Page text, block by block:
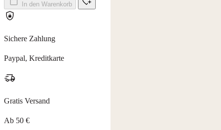
In den Warenkorb
Sichere Zahlung
Paypal, Kreditkarte
Gratis Versand
Ab 50 €